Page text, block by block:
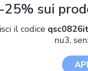
asciugacapelli
è che la
e/o per rifinire delle
il caso ad esempio di
-25% sui
il codice
nu3,